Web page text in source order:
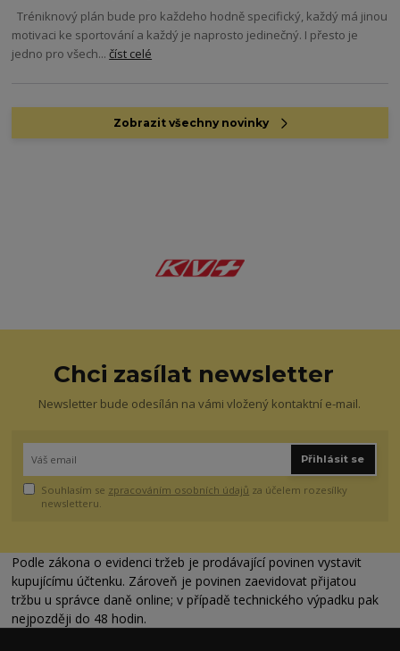
Tréniknový plán bude pro každeho hodně specifický, každý má jinou
motivaci ke sportování a každý je naprosto jedinečný. I přesto je
jedno pro všech...číst celé
Zobrazit všechny novinky
Chci zasílat newsletter
Newsletter bude odesílán na vámi vložený kontaktní e-mail.
Přihlásit se
Souhlasím se zpracováním osobních údajů za účelem rozesílky
newsletteru.
Podle zákona o evidenci tržeb je prodávající povinen vystavit
kupujícímu účtenku. Zároveň je povinen zaevidovat přijatou
tržbu u správce daně online; v případě technického výpadku pak
nejpozději do 48 hodin.